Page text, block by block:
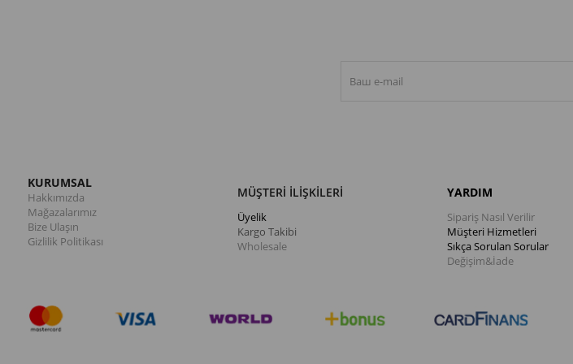
KURUMSAL
Hakkımızda
Mağazalarımız
Bize Ulaşın
Gizlilik Politikası
MÜŞTERİ İLİŞKİLERİ
Üyelik
Kargo Takibi
Wholesale
YARDIM
Sipariş Nasıl Verilir
Müşteri Hizmetleri
Sıkça Sorulan Sorular
Değişim&İade